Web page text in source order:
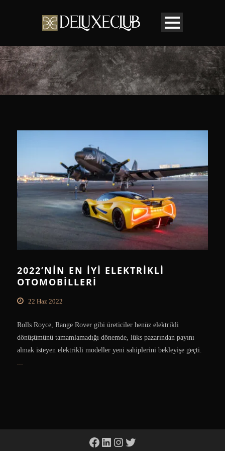
2022’NIN EN IYI ELEKTRIKLI
OTOMOBILLERI
22 Haz 2022
Rolls Royce, Range Rover gibi üreticiler henüz elektrikli
dönüşümünü tamamlamadığı dönemde, lüks pazarından payını
almak isteyen elektrikli modeller yeni sahiplerini bekleyişe geçti.
...
Facebook
LinkedIn
Instagram
Twitter